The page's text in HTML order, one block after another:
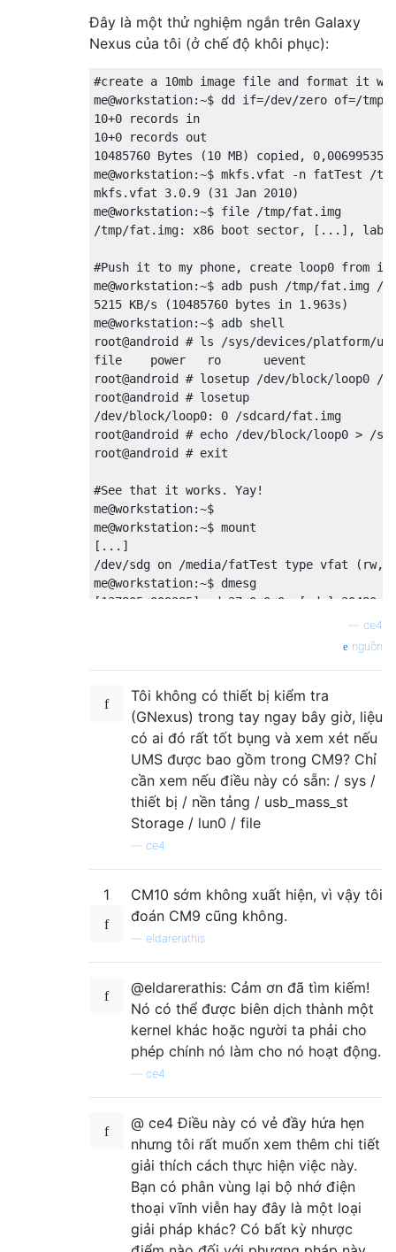
Đây là một thử nghiệm ngắn trên Galaxy
Nexus của tôi (ở chế độ khôi phục):
#create a 10mb image file and format it
me@workstation:~$ dd if=/dev/zero of=/tmp/
10+0 records in
10+0 records out
10485760 Bytes (10 MB) copied, 0,00699535
me@workstation:~$ mkfs.vfat -n fatTest /
mkfs.vfat 3.0.9 (31 Jan 2010)
me@workstation:~$ file /tmp/fat.img
/tmp/fat.img: x86 boot sector, [...],
#Push it to my phone, create loop0 from it
me@workstation:~$ adb push /tmp/fat.img /
5215 KB/s (10485760 bytes in 1.963s)
me@workstation:~$ adb shell
root@android # ls /sys/devices/platform/
file    power   ro      uevent
root@android # losetup /dev/block/loop0 /
root@android # losetup
/dev/block/loop0: 0 /sdcard/fat.img
root@android # echo /dev/block/loop0 > /
root@android # exit
#See that it works. Yay!
me@workstation:~$
me@workstation:~$ mount
[...]
/dev/sdg on /media/fatTest type vfat
me@workstation:~$ dmesg
[137805.009285] sd 27:0:0:0: [sdg] 20480
[137805.010024] sd 27:0:0:0: [sdg] Write
ce4
nguồn
Tôi không có thiết bị kiểm tra
(GNexus) trong tay ngay bây giờ, liệu
có ai đó rất tốt bụng và xem xét nếu
UMS được bao gồm trong CM9? Chỉ
cần xem nếu điều này có sẵn: / sys /
thiết bị / nền tảng / usb_mass_st
Storage / lun0 / file
ce4
1
CM10 sớm không xuất hiện, vì vậy tôi
đoán CM9 cũng không.
eldarerathis
@eldarerathis: Cảm ơn đã tìm kiếm!
Nó có thể được biên dịch thành một
kernel khác hoặc người ta phải cho
phép chính nó làm cho nó hoạt động.
ce4
@ ce4 Điều này có vẻ đầy hứa hẹn
nhưng tôi rất muốn xem thêm chi tiết
giải thích cách thực hiện việc này.
Bạn có phân vùng lại bộ nhớ điện
thoại vĩnh viễn hay đây là một loại
giải pháp khác? Có bất kỳ nhược